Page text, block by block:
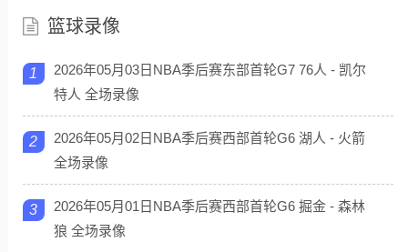
篮球录像
1
2026年05月03日NBA季后赛东部首轮G7 76人 - 凯尔
特人 全场录像
2
2026年05月02日NBA季后赛西部首轮G6 湖人 - 火箭
全场录像
3
2026年05月01日NBA季后赛西部首轮G6 掘金 - 森林
狼 全场录像